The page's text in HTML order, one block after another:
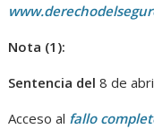
Nota (1):
Sentencia del8 de
Acceso al fallo